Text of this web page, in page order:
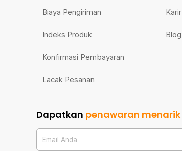
Biaya Pengiriman
Indeks Produk
Konfirmasi Pembayaran
Lacak Pesanan
Karir
Blog
Dapatkan penawaran menarik
Email Anda